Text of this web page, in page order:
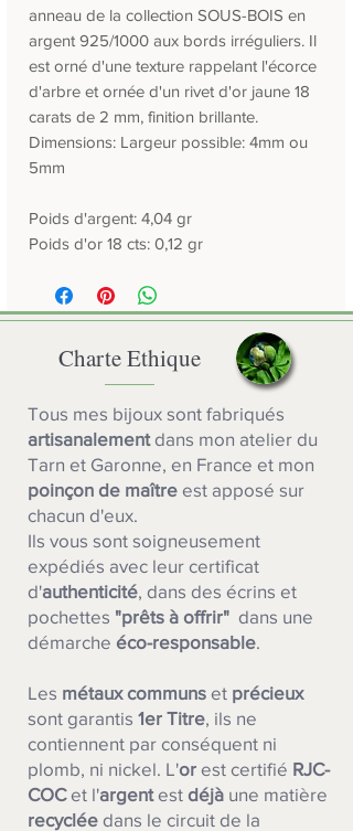
anneau de la collection SOUS-BOIS en
argent 925/1000 aux bords irréguliers. Il
est orné d'une texture rappelant l'écorce
d'arbre et ornée d'un rivet d'or jaune 18
carats de 2 mm, finition brillante.
Dimensions: Largeur possible: 4mm ou
5mm
Poids d'argent: 4,04 gr
Poids d'or 18 cts: 0,12 gr
Charte Ethique
Tous mes bijoux sont fabriqués
artisanalement dans mon atelier du
Tarn et Garonne, en France et mon
poinçon de maître est apposé sur
chacun d'eux.
Ils vous sont soigneusement
expédiés avec leur certificat
d'authenticité , dans des écrins et
pochettes "prêts à offrir" dans une
démarche éco-responsable
Les métaux communs et précieux
sont garantis 1er Titre , ils ne
contiennent par conséquent ni
plomb, ni nickel. L'or est certifié RJC-
COCet l'argent est déjà une matière
recyclée dans le circuit de la